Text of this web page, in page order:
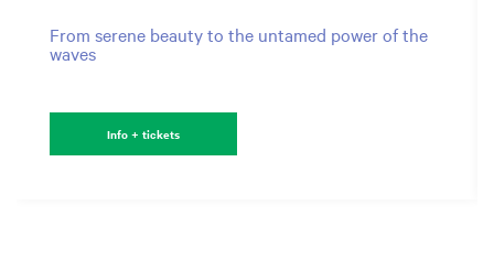
From serene beauty to the untamed power of the
waves
Info + tickets